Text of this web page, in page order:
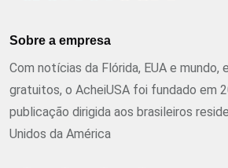
Sobre a empresa
Com notícias da Flórida, EUA e mundo,
gratuitos, o AcheiUSA foi fundado em
publicação dirigida aos brasileiros
Unidos da América